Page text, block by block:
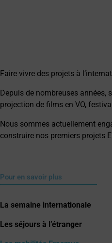
Faire vivre des projets à
Depuis de nombreuses années,
projection de films en VO,
Nous sommes actuellement
construire nos premiers projets
Pour en savoir plus
La semaine internationale
Les séjours à l’étranger